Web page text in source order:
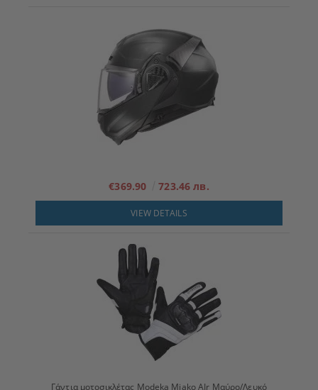
€369.90 723.46 лв.
VIEW DETAILS
Γάντια μοτοσικλέτας Modeka Miako AIr Μαύρο/Λευκό